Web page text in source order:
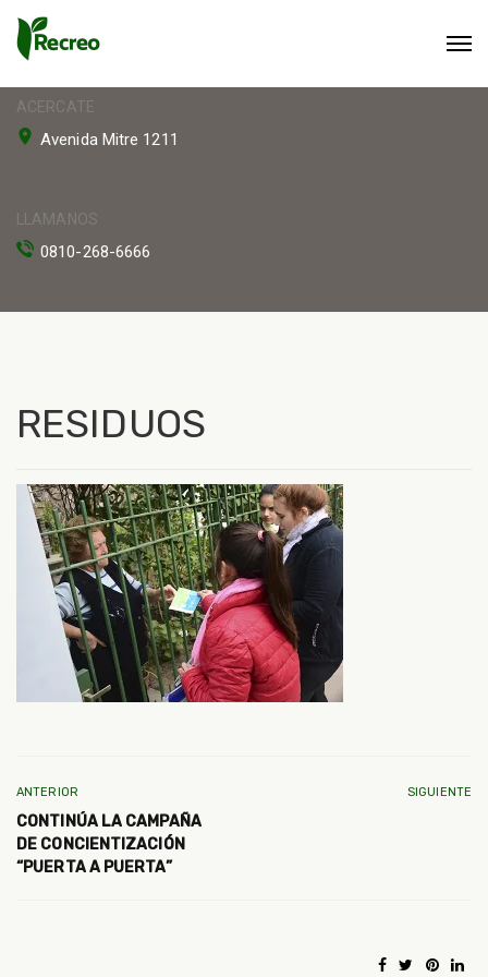
ACERCATE
Avenida Mitre 1211
LLAMANOS
0810-268-6666
RESIDUOS
ANTERIOR
CONTINÚA LA CAMPAÑA
DE CONCIENTIZACIÓN
“PUERTA A PUERTA”
SIGUIENTE